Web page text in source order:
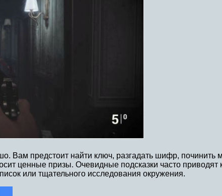
Вам предстоит найти ключ, разгадать шифр, починить
ценные призы. Очевидные подсказки часто
или тщательного исследования окружения.